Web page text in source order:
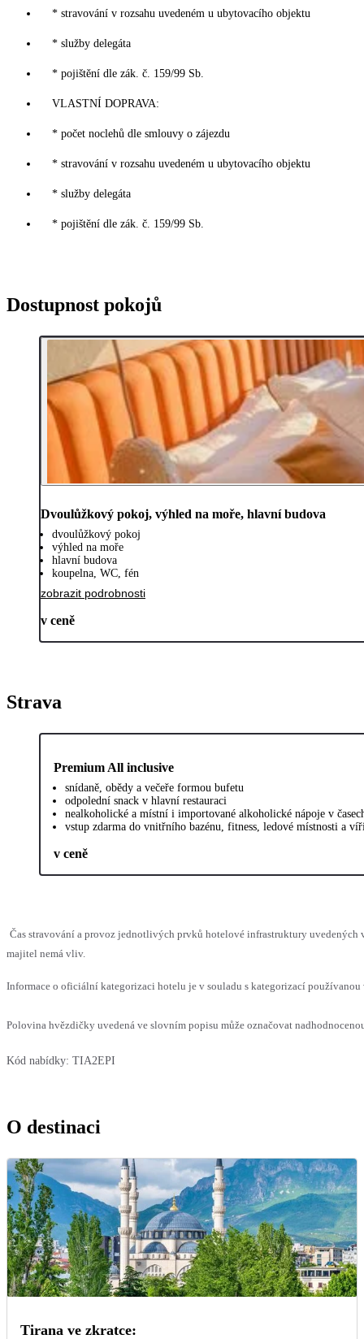
* stravování v rozsahu uvedeném u ubytovacího objektu
* služby delegáta
* pojištění dle zák. č. 159/99 Sb.
VLASTNÍ DOPRAVA:
* počet noclehů dle smlouvy o zájezdu
* stravování v rozsahu uvedeném u ubytovacího objektu
* služby delegáta
* pojištění dle zák. č. 159/99 Sb.
Dostupnost pokojů
Dvoulůžkový pokoj, výhled na moře, hlavní budova
dvoulůžkový pokoj
výhled na moře
hlavní budova
koupelna, WC, fén
zobrazit podrobnosti
v ceně
Strava
Premium All inclusive
snídaně, obědy a večeře formou bufetu
odpolední snack v hlavní restauraci
nealkoholické a místní i importované alkoholické nápoje v
vstup zdarma do vnitřního bazénu, fitness, ledové místnosti a
v ceně
Čas stravování a provoz jednotlivých prvků hotelové infrastruktury uvedených
majitel nemá vliv.
Informace o oficiální kategorizaci hotelu je v souladu s kategorizací
Polovina hvězdičky uvedená ve slovním popisu může označovat
Kód nabídky: TIA2EPI
O destinaci
Tirana ve zkratce: